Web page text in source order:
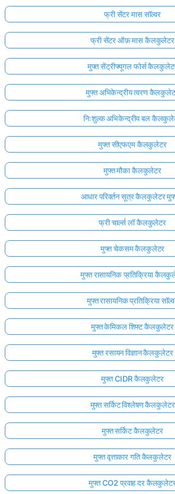
फ्री सेंटर मास सॉल्वर
फ्री सेंटर ऑफ़ मास कैलकुलेटर
मुफ्त सेंट्रीफ्यूगल फोर्स
मुफ्त अभिकेन्द्रीय त्वरण
निःशुल्क अभिकेन्द्रीय बल
मुफ्त सीएफएम कैलकुलेटर
मुफ्त मौका कैलकुलेटर
आधार परिवर्तन सूत्र कैलकुलेटर
फ्री चार्ल्स लॉ कैलकुलेटर
मुफ्त चेकसम कैलकुलेटर
मुफ्त रासायनिक प्रतिक्रिया
मुफ्त रासायनिक प्रतिक्रिया
मुफ्त केमिकल शिफ्ट कैलकुलेटर
मुफ्त रसायन विज्ञान कैलकुलेटर
मुफ्त CIDR कैलकुलेटर
मुफ्त सर्किट विश्लेषण कैलकुलेटर
मुफ्त सर्किट कैलकुलेटर
मुफ्त वृत्ताकार गति कैलकुलेटर
मुफ्त CO2 प्रवाह दर